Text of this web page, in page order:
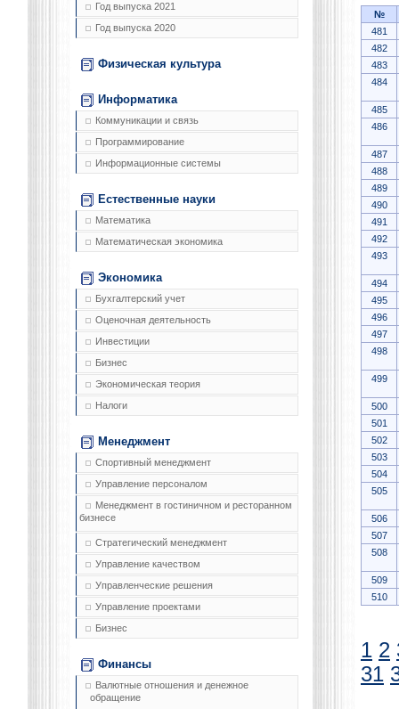
Год выпуска 2021
Год выпуска 2020
Физическая культура
Информатика
Коммуникации и связь
Программирование
Информационные системы
Естественные науки
Математика
Математическая экономика
Экономика
Бухгалтерский учет
Оценочная деятельность
Инвестиции
Бизнес
Экономическая теория
Налоги
Менеджмент
Спортивный менеджмент
Управление персоналом
Менеджмент в гостиничном и ресторанном
бизнесе
Стратегический менеджмент
Управление качеством
Управленческие решения
Управление проектами
Бизнес
Финансы
Валютные отношения и денежное
обращение
№
481
482
483
484
485
486
487
488
489
490
491
492
493
494
495
496
497
498
499
500
501
502
503
504
505
506
507
508
509
510
1 2
31